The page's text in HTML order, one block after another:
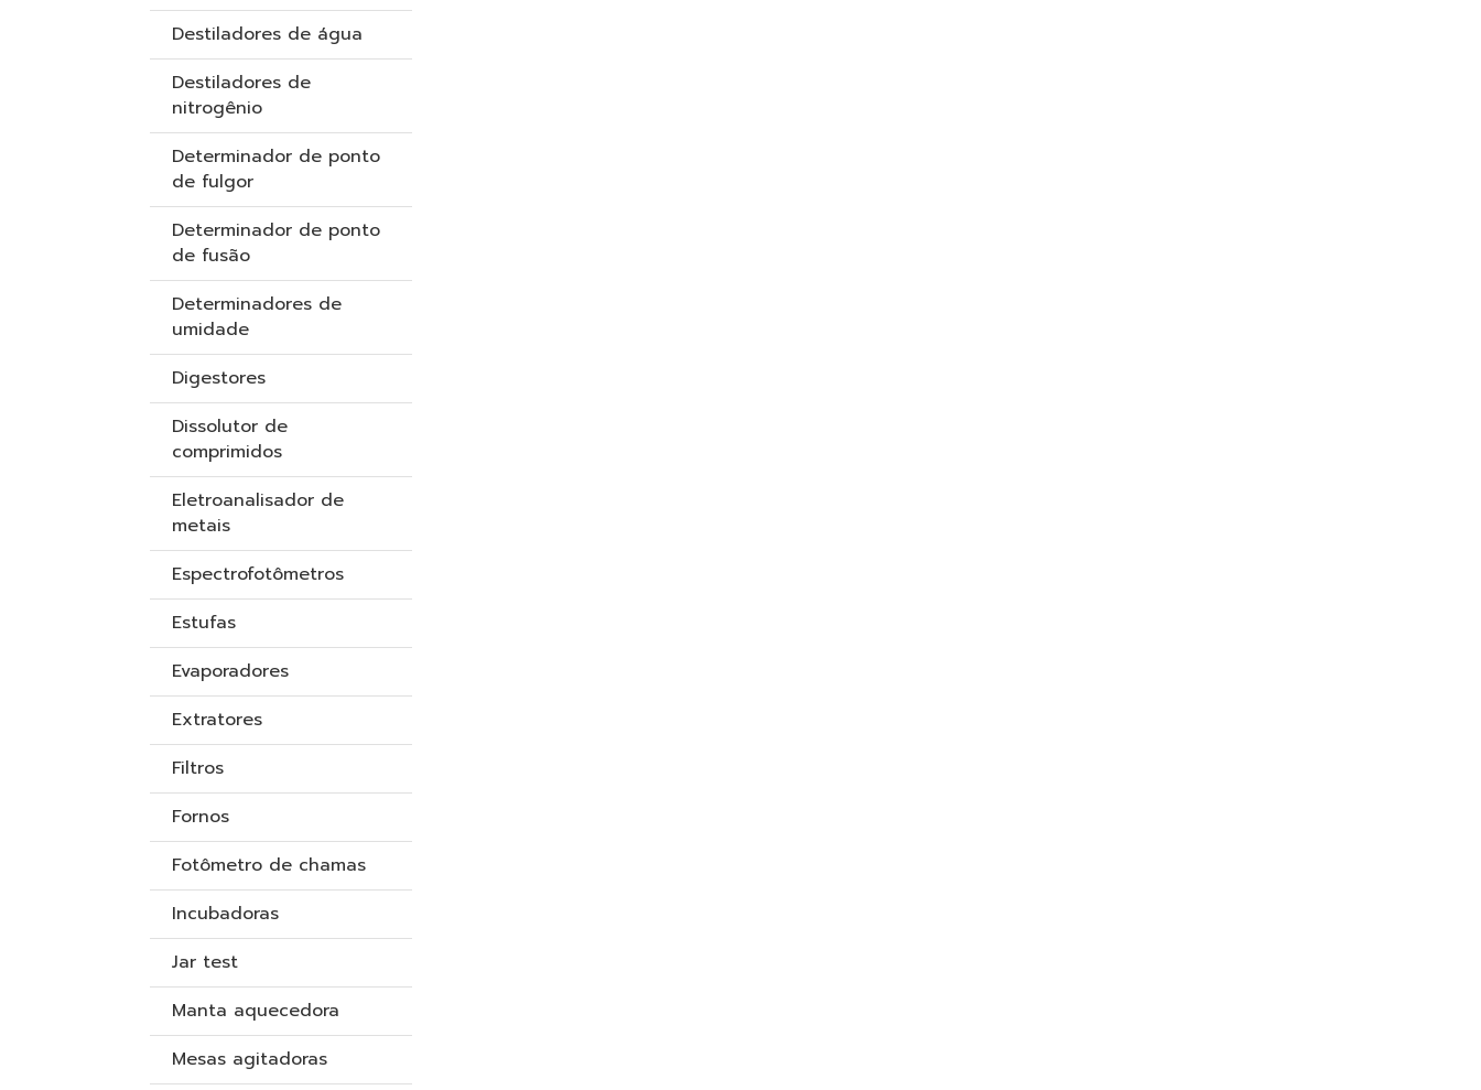
Destiladores de água
Destiladores de
nitrogênio
Determinador de ponto
de fulgor
Determinador de ponto
de fusão
Determinadores de
umidade
Digestores
Dissolutor de
comprimidos
Eletroanalisador de
metais
Espectrofotômetros
Estufas
Evaporadores
Extratores
Filtros
Fornos
Fotômetro de chamas
Incubadoras
Jar test
Manta aquecedora
Mesas agitadoras